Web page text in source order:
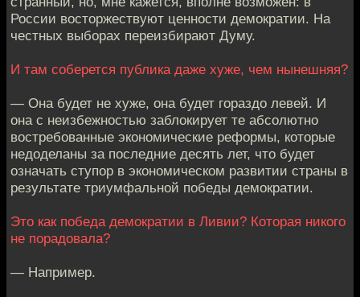
России восторжествуют ценности демократии. На
честных выборах переизбирают Думу.
И там соберется публика даже хуже, чем нынешняя?
— Она будет не хуже, она будет гораздо левей. И
она с неизбежностью заблокирует те абсолютно
востребованные экономические реформы, которые
недоделаны за последние десять лет, что будет
означать ступор в экономическом развитии страны в
результате триумфальной победы демократии.
Это как победа демократии в Ливии? Которая никого
не порадовала?
— Например.